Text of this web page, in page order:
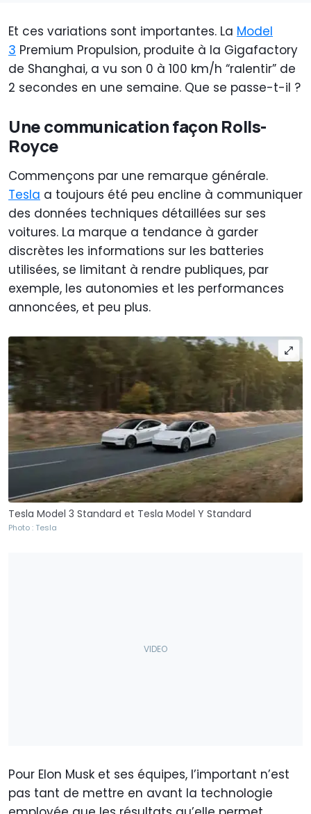
Et ces variations sont importantes. La Model
3 Premium Propulsion, produite à la Gigafactory
de Shanghai, a vu son 0 à 100 km/h “ralentir” de
2 secondes en une semaine. Que se passe-t-il ?
Une communication façon Rolls-
Royce
Commençons par une remarque générale.
Tesla a toujours été peu encline à communiquer
des données techniques détaillées sur ses
voitures. La marque a tendance à garder
discrètes les informations sur les batteries
utilisées, se limitant à rendre publiques, par
exemple, les autonomies et les performances
annoncées, et peu plus.
Tesla Model 3 Standard et Tesla Model Y Standard
Photo : Tesla
Pour Elon Musk et ses équipes, l’important n’est
pas tant de mettre en avant la technologie